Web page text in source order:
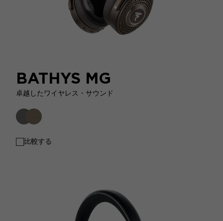
BATHYS MG
卓越したワイヤレス・サウンド
比較する